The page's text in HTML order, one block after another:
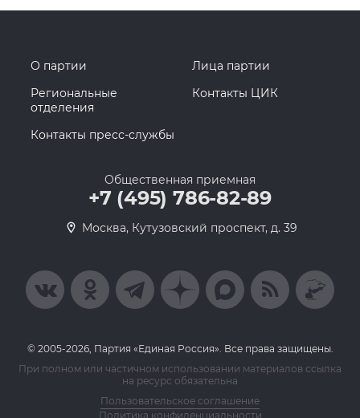
О партии
Лица партии
Региональные
отделения
Контакты ЦИК
Контакты пресс-службы
Общественная приемная
+7 (495) 786-82-89
Москва, Кутузовский проспект, д. 39
© 2005-2026, Партия «Единая Россия». Все права защищены.
При полном или частичном использовании материалов ссылка
на ресурс обязательна
Пользовательское соглашение
Политика конфиденциальности